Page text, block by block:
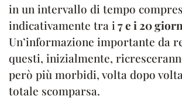
in un intervallo di tempo
indicativamente tra i 7 e i 20
Un’informazione importante da
questi, inizialmente,
però più morbidi, volta dopo
totale scomparsa.